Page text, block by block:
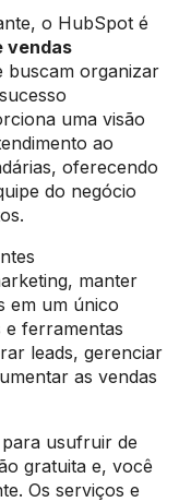
o HubSpot é
vendas
buscam organizar
uma visão
ao
oferecendo
do negócio
manter
em um único
ferramentas
leads, gerenciar
as vendas
usufruir de
gratuita e, você
Os serviços e